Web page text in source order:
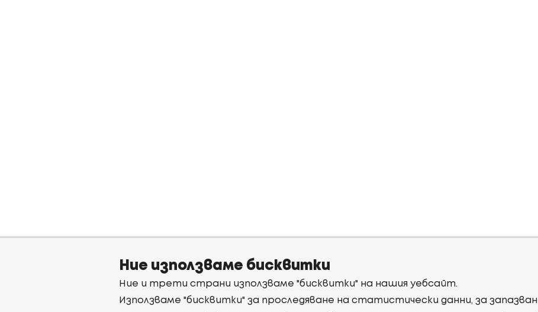
Ние използваме бисквитки
Ние и трети страни използваме "бисквитки" на нашия уебсайт.
Използваме "бисквитки" за проследяване на статистически данни, за